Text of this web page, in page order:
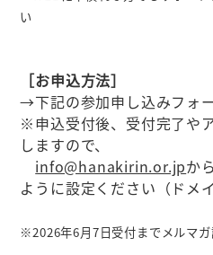
い
［お申込方法］
→下記の参加申し込みフォ
※申込受付後、受付完了や
しますので、
info@hanakirin.or.jpか
ように設定ください（ドメ
※2026年6月7日受付までメルマガ